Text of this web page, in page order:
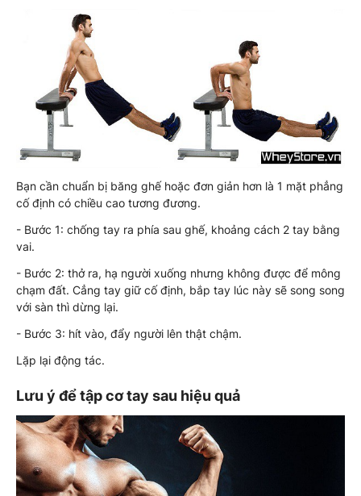
Bạn cần chuẩn bị băng ghế hoặc đơn giản hơn là 1 mặt phẳng
cố định có chiều cao tương đương.
- Bước 1: chống tay ra phía sau ghế, khoảng cách 2 tay bằng
vai.
- Bước 2: thở ra, hạ người xuống nhưng không được để mông
chạm đất. Cẳng tay giữ cố định, bắp tay lúc này sẽ song song
với sàn thì dừng lại.
- Bước 3: hít vào, đẩy người lên thật chậm.
Lặp lại động tác.
Lưu ý để tập cơ tay sau hiệu quả